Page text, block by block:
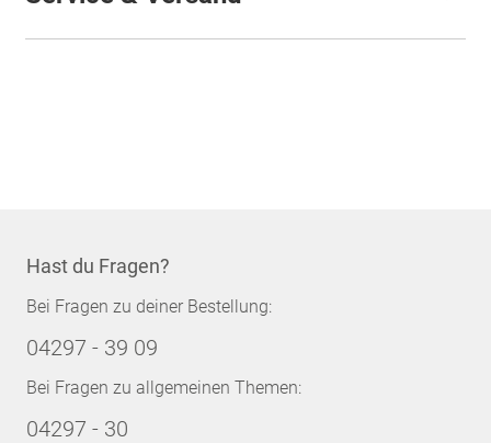
Hast du Fragen?
Bei Fragen zu deiner Bestellung:
04297 - 39 09
Bei Fragen zu allgemeinen Themen:
04297 - 30